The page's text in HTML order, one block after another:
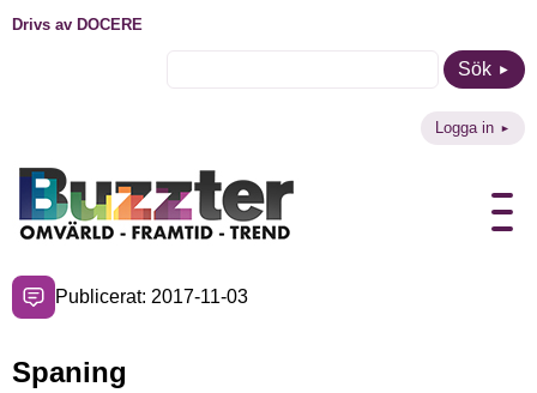
Drivs av DOCERE
Sök
Logga in
Publicerat: 2017-11-03
Spaning